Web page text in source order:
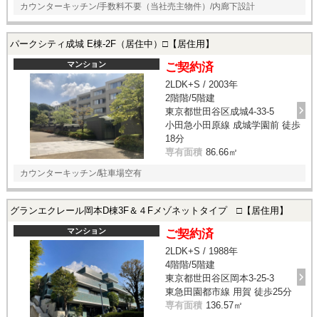
カウンターキッチン/手数料不要（当社売主物件）/内廊下設計
パークシティ成城 E棟-2F（居住中）□【居住用】
マンション ご契約済
2LDK+S / 2003年
2階階/5階建
東京都世田谷区成城4-33-5
小田急小田原線 成城学園前 徒歩
18分
専有面積 86.66㎡
カウンターキッチン/駐車場空有
グランエクレール岡本D棟3F＆４Fメゾネットタイプ □【居住用】
マンション ご契約済
2LDK+S / 1988年
4階階/5階建
東京都世田谷区岡本3-25-3
東急田園都市線 用賀 徒歩25分
専有面積 136.57㎡